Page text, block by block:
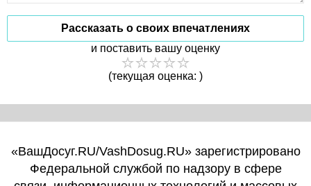
Рассказать о своих впечатлениях
и поставить вашу оценку
(текущая оценка: )
«ВашДосуг.RU/VashDosug.RU» зарегистрировано
Федеральной службой по надзору в сфере